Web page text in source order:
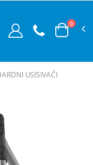
0
USISIVAČI